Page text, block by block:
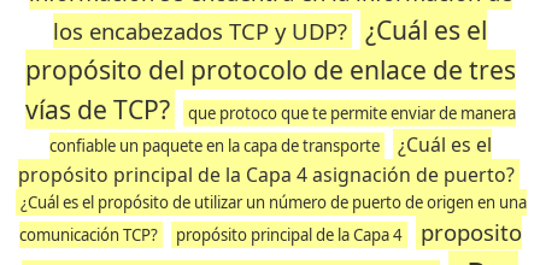
los encabezados TCP y UDP? ¿Cuál es el
propósito del protocolo de enlace de tres
vías de TCP?
que protoco que te permite enviar de manera
confiable un paquete en la capa de transporte
¿Cuál es el
propósito principal de la Capa 4 asignación de puerto?
¿Cuál es el propósito de utilizar un número de puerto de origen en una
comunicación TCP?
propósito principal de la Capa 4
proposito